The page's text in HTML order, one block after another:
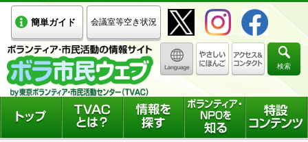
簡単ガイド 会議室等空き状況
検索